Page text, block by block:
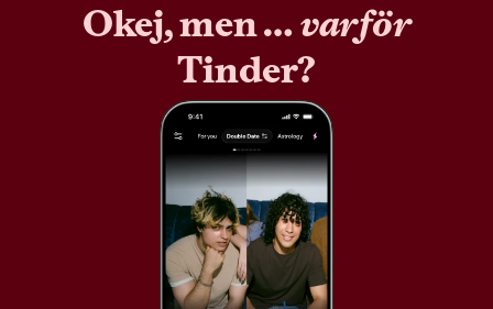
Okej, men …varför
Tinder?